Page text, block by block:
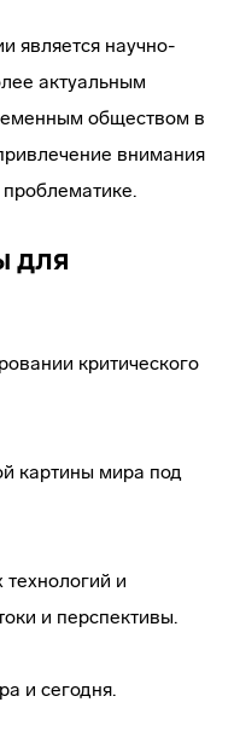
является научно-
актуальным
обществом в
внимания
для
критического
картины мира под
и
и перспективы.
и сегодня.